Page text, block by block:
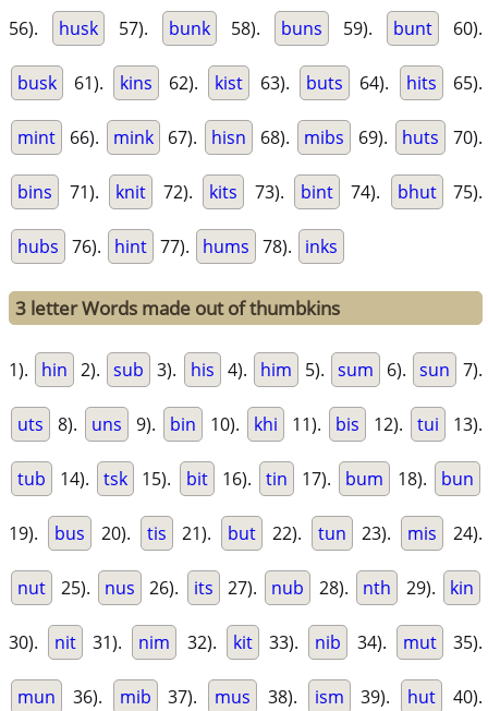
56). husk 57). bunk 58). buns 59). bunt 60).
busk 61). kins 62). kist 63). buts 64). hits 65).
mint 66). mink 67). hisn 68). mibs 69). huts 70).
bins 71). knit 72). kits 73). bint 74). bhut 75).
hubs 76). hint 77). hums 78). inks
3 letter Words made out of thumbkins
1). hin 2). sub 3). his 4). him 5). sum 6). sun 7).
uts 8). uns 9). bin 10). khi 11). bis 12). tui 13).
tub 14). tsk 15). bit 16). tin 17). bum 18). bun
19). bus 20). tis 21). but 22). tun 23). mis 24).
nut 25). nus 26). its 27). nub 28). nth 29). kin
30). nit 31). nim 32). kit 33). nib 34). mut 35).
mun 36). mib 37). mus 38). ism 39). hut 40).